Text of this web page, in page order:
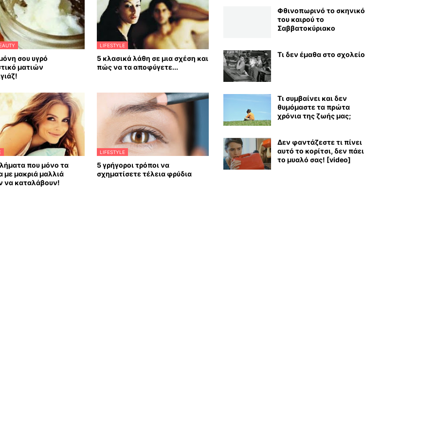
σου υγρό
ματιών
LIFESTYLE
5 κλασικά λάθη σε μια σχέση και
πώς να τα αποφύγετε...
που μόνο τα
με μακριά μαλλιά
να καταλάβουν!
LIFESTYLE
5 γρήγοροι τρόποι να
σχηματίσετε τέλεια φρύδια
Φθινοπωρινό το σκηνικό
του καιρού το
Σαββατοκύριακο
Τι δεν έμαθα στο σχολείο
Τι συμβαίνει και δεν
θυμόμαστε τα πρώτα
χρόνια της ζωής μας;
Δεν φαντάζεστε τι πίνει
αυτό το κορίτσι, δεν πάει
το μυαλό σας! [video]